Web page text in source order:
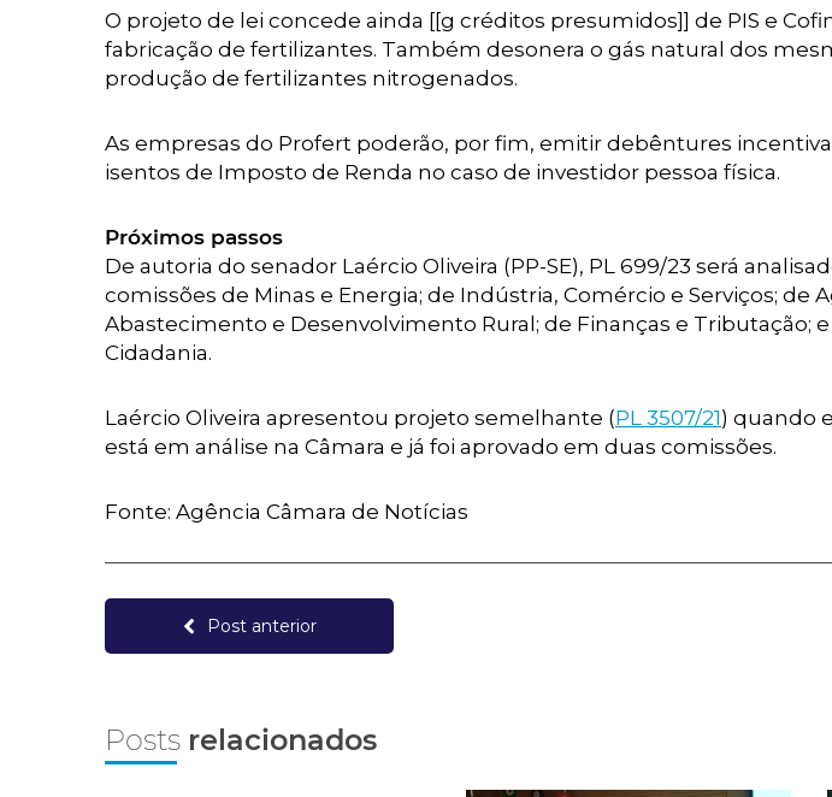
O projeto de lei concede ainda [[g créditos presumidos]] de PIS e
fabricação de fertilizantes. Também desonera o gás natural dos
produção de fertilizantes nitrogenados.
As empresas do Profert poderão, por fim, emitir debêntures
isentos de Imposto de Renda no caso de investidor pessoa física.
Próximos passos
De autoria do senador Laércio Oliveira (PP-SE), PL 699/23 será
comissões de Minas e Energia; de Indústria, Comércio e Serviços; de
Abastecimento e Desenvolvimento Rural; de Finanças e Tributação;
Cidadania.
Laércio Oliveira apresentou projeto semelhante (PL 3507/21) quando
está em análise na Câmara e já foi aprovado em duas comissões.
Fonte: Agência Câmara de Notícias
Post anterior
Posts relacionados